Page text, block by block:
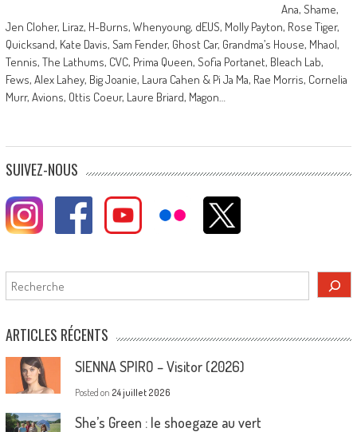
Ana, Shame,
Jen Cloher, Liraz, H-Burns, Whenyoung, dEUS, Molly Payton, Rose Tiger,
Quicksand, Kate Davis, Sam Fender, Ghost Car, Grandma’s House, Mhaol,
Tennis, The Lathums, CVC, Prima Queen, Sofia Portanet, Bleach Lab,
Fews, Alex Lahey, Big Joanie, Laura Cahen & Pi Ja Ma, Rae Morris, Cornelia
Murr, Avions, Ottis Coeur, Laure Briard, Magon…
SUIVEZ-NOUS
Rechercher
ARTICLES RÉCENTS
SIENNA SPIRO – Visitor (2026)
Posted on 24 juillet 2026
She’s Green : le shoegaze au vert